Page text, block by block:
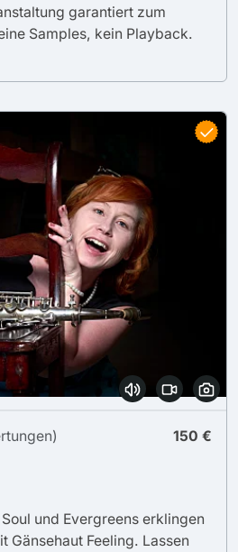
garantiert zum
Samples, kein Playback.
150 €
und Evergreens erklingen
Gänsehaut Feeling. Lassen